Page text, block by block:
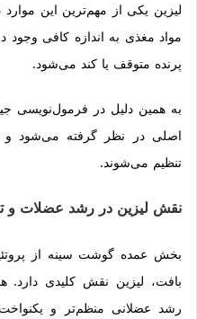
لیزین یکی از مهم‌ترین این
مواد مغذی به اندازه کافی وجود
پرنده متوقف یا کند می‌شود.
به همین دلیل در فرمول‌نویسی
اصلی در نظر گرفته می‌شود و
تنظیم می‌شوند.
نقش لیزین در رشد عضلات و
بخش عمده گوشت سینه از
بافت، لیزین نقش کلیدی دارد.
رشد عضلانی منظم‌تر و